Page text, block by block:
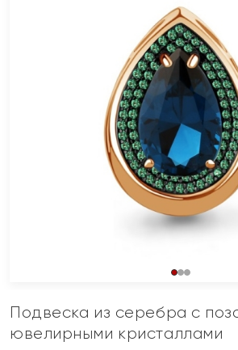
Подвеска из серебра с
ювелирными кристаллами